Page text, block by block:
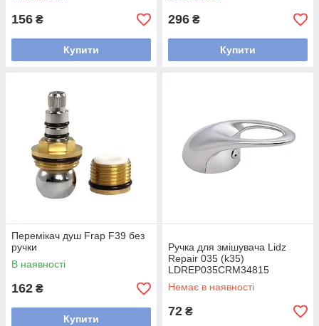
156 ₴
Купити
296 ₴
Купити
Перемікач душ Frap F39 без
ручки
В наявності
162 ₴
Купити
Ручка для змішувача Lidz
Repair 035 (k35)
LDREP035CRM34815
Chrome
Немає в наявності
72 ₴